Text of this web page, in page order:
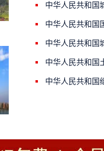
中华人民共和国
中华人民共和国
中华人民共和国
中华人民共和国
中华人民共和国